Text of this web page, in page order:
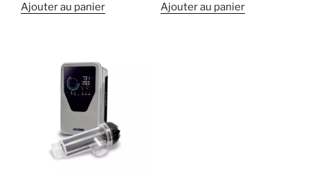
Ajouter au panier
Ajouter au panier